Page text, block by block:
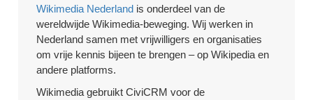
Wikimedia Nederland is onderdeel van de
wereldwijde Wikimedia-beweging. Wij werken in
Nederland samen met vrijwilligers en organisaties
om vrije kennis bijeen te brengen – op Wikipedia en
andere platforms.
Wikimedia gebruikt CiviCRM voor de